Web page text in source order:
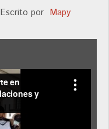
Escrito por Mapy